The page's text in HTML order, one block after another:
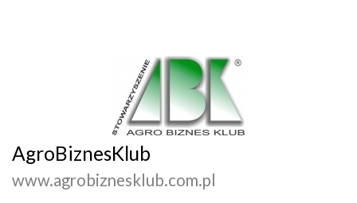
AgroBiznesKlub
www.agrobiznesklub.com.pl